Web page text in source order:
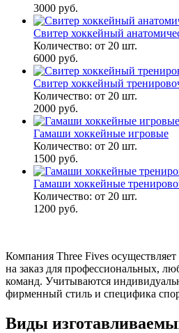
3000 руб.
Свитер хоккейный
Количество: от 20 шт.
6000 руб.
Свитер хоккейный
Количество: от 20 шт.
2000 руб.
Гамаши хоккейные игровые
Количество: от 20 шт.
1500 руб.
Гамаши хоккейные
Количество: от 20 шт.
1200 руб.
Компания Three Fives
на заказ для профессиональных,
команд. Учитываются
фирменный стиль и специфика
Виды